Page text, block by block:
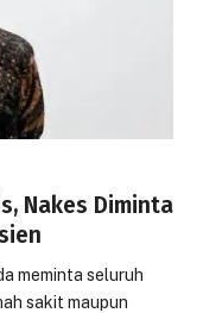
Nakes Diminta
meminta seluruh
sakit maupun